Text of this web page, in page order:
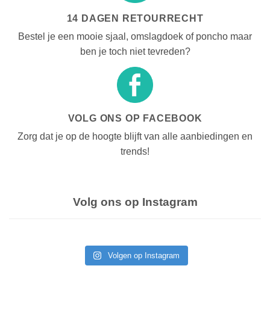
14 DAGEN RETOURRECHT
Bestel je een mooie sjaal, omslagdoek of poncho maar
ben je toch niet tevreden?
VOLG ONS OP FACEBOOK
Zorg dat je op de hoogte blijft van alle aanbiedingen en
trends!
Volg ons op Instagram
Volgen op Instagram